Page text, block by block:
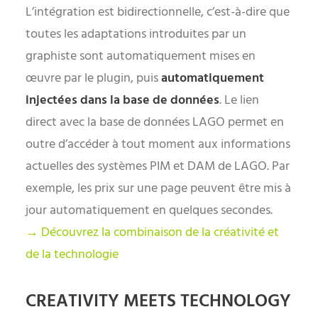
L’intégration est bidirectionnelle, c’est-à-dire que
toutes les adaptations introduites par un
graphiste sont automatiquement mises en
œuvre par le plugin, puisautomatiquement
injectées dans la base de données. Le lien
direct avec la base de données LAGO permet en
outre d’accéder à tout moment aux informations
actuelles des systèmes PIM et DAM de LAGO. Par
exemple, les prix sur une page peuvent être mis à
jour automatiquement en quelques secondes.
→ Découvrez la combinaison de la créativité et
de la technologie
CREATIVITY MEETS TECHNOLOGY